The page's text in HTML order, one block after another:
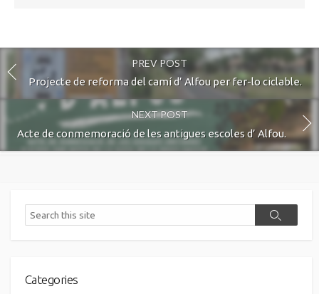
PREV POST
Projecte de reforma del camí d’ Alfou per fer-lo ciclable.
NEXT POST
Acte de conmemoració de les antigues escoles d’ Alfou.
Search
Search
Categories